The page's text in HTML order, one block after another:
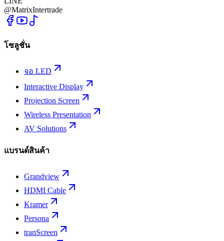
@MatrixIntertrade
โซลูชั่น
จอ LED
Interactive Display
Projection Screen
Wireless Presentation
AV Solutions
แบรนด์สินค้า
Grandview
HDMI Cable
Kramer
Persona
tranScreen